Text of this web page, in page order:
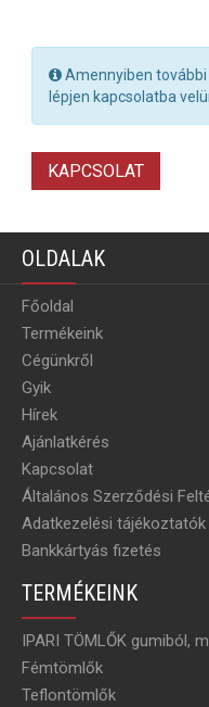
Amennyiben
lépjen kapcsolatba
KAPCSOLAT
OLDALAK
Főoldal
Termékeink
Cégünkről
Gyik
Hírek
Ajánlatkérés
Kapcsolat
Általános Szerződési
Adatkezelési tájékoztatók
Bankkártyás fizetés
TERMÉKEINK
IPARI TÖMLŐK gumiból,
Fémtömlők
Teflontömlők